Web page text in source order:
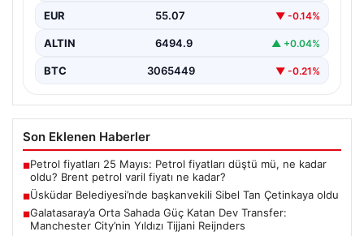
EUR 55.07 ▼ -0.14%
ALTIN 6494.9 ▲ +0.04%
BTC 3065449 ▼ -0.21%
Son Eklenen Haberler
■Petrol fiyatları 25 Mayıs: Petrol fiyatları düştü mü, ne kadar
oldu? Brent petrol varil fiyatı ne kadar?
■Üsküdar Belediyesi’nde başkanvekili Sibel Tan Çetinkaya oldu
■Galatasaray’a Orta Sahada Güç Katan Dev Transfer:
Manchester City’nin Yıldızı Tijjani Reijnders